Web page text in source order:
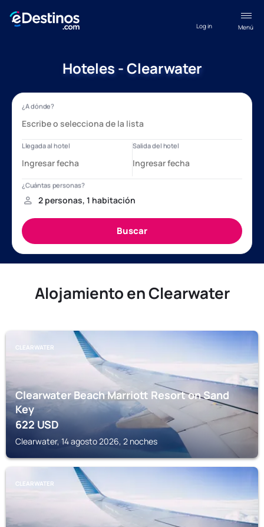
Menú
Log in
Hoteles - Clearwater
Alojamiento en Clearwater
CLEARWATER
Clearwater Beach Marriott Resort on Sand
Key
622USD
Clearwater, 14 agosto 2026, 2 noches
CLEARWATER